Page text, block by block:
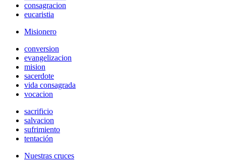
consagracion
eucaristia
Misionero
conversion
evangelizacion
mision
sacerdote
vida consagrada
vocacion
sacrificio
salvacion
sufrimiento
tentación
Nuestras cruces